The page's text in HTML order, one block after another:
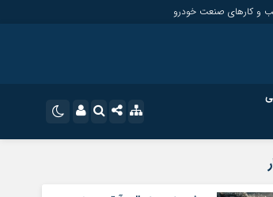
و کارهای صنعت خودرو